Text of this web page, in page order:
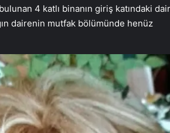
4 katlı binanın giriş katındaki
dairenin mutfak bölümünde henüz